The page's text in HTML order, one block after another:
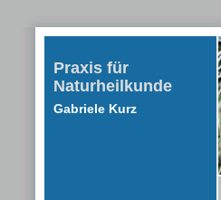
Praxis für
Naturheilkunde
Gabriele Kurz